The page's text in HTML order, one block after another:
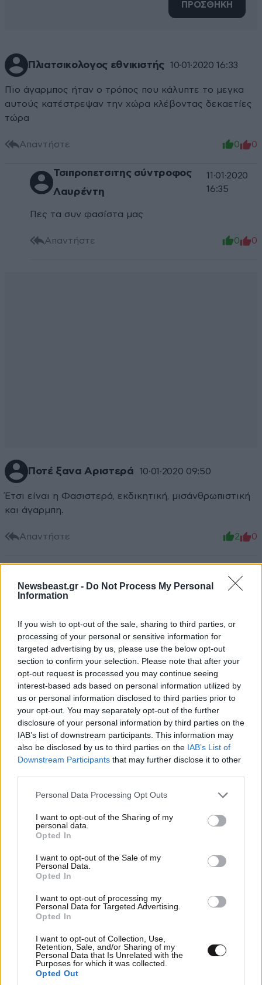
Newsbeast.gr - Do Not Process My Personal
Information
If you wish to opt-out of the sale, sharing to third parties, or
processing of your personal or sensitive information for
targeted advertising by us, please use the below opt-out
section to confirm your selection. Please note that after your
opt-out request is processed you may continue seeing
interest-based ads based on personal information utilized by
us or personal information disclosed to third parties prior to
your opt-out. You may separately opt-out of the further
disclosure of your personal information by third parties on the
IAB’s list of downstream participants. This information may
also be disclosed by us to third parties on the IAB’s List of
Downstream Participants that may further disclose it to other
Please note that this website/app uses one or more Google
not limited to your visit or usage behaviour. You may click to
grant or deny consent to Google and its third-party tags to
use your data for below specified purposes in below Google
consent section.
Personal Data Processing Opt Outs
I want to opt-out of the Sharing of my
personal data.
Opted In
I want to opt-out of the Sale of my
Personal Data.
Opted In
I want to opt-out of processing my
Personal Data for Targeted Advertising.
Opted In
I want to opt-out of Collection, Use,
Retention, Sale, and/or Sharing of my
Personal Data that Is Unrelated with the
Purposes for which it was collected.
Opted Out
ΠΡΟΣΘΗΚΗ
Πλιατσικολογος εθνικιστής 10·01·2020 16:33
Πιο άγαρμπος ήταν ο τρόπος που κάλυπτε το μεγκα
αυτούς κατέστρεψαν την χώρα κλέβοντας δεκαετίες
τώρα
Απαντήστε 0 0
Τσιπροπετσιτης σύντροφος
Λαυρέντη
11·01·2020
16:35
Πες τα συν φασίστα μας
Απαντήστε 0 0
Ποτέ ξανα Αριστερά 10·01·2020 09:50
Έτσι είναι η Φασιστερά, εκδικητική, μισάνθρωπιστική
και άγαρμπη.
Απαντήστε 2 0
TRENDING
Ιδιοκτήτης beach bar στην Πάρο για τον γονέα
του παιδιού που πνίγηκε: Είχε ξαναέρθει πριν
έναν μήνα και με τον τρόπο μας προσπαθήσαμε